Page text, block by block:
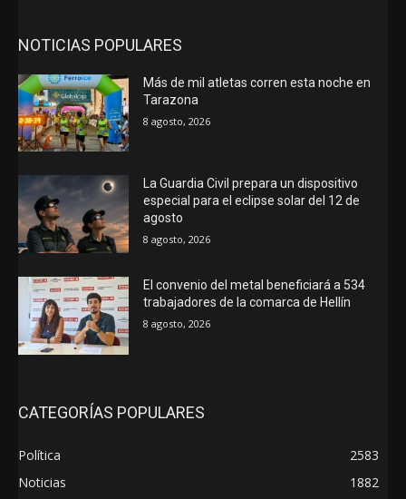
NOTICIAS POPULARES
Más de mil atletas corren esta noche en
Tarazona
8 agosto, 2026
La Guardia Civil prepara un dispositivo
especial para el eclipse solar del 12 de
agosto
8 agosto, 2026
El convenio del metal beneficiará a 534
trabajadores de la comarca de Hellín
8 agosto, 2026
CATEGORÍAS POPULARES
Política
2583
Noticias
1882